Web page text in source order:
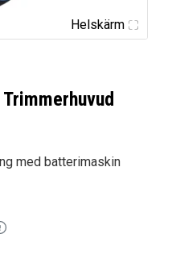
Helskärm
med batterimaskin